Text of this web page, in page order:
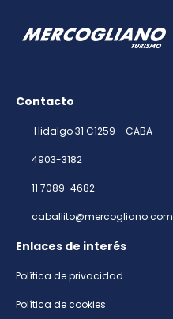
Contacto
Hidalgo 31 C1259 - CABA
4903-3182
11 7089-4682
caballito@mercogliano.com
Enlaces de interés
Política de privacidad
Política de cookies